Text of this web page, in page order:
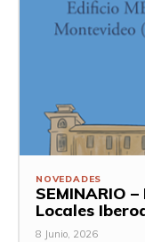
NOVEDADES
SEMINARIO
Locales
8 Junio, 2026